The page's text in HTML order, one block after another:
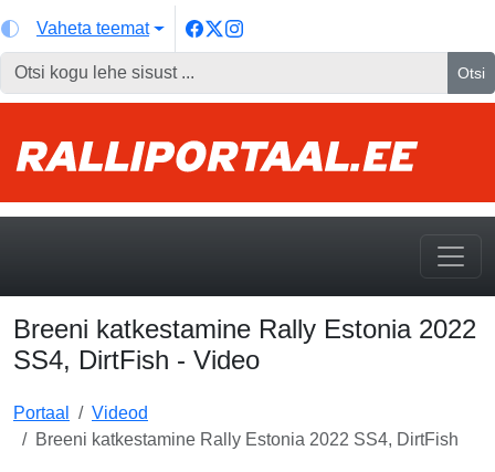
Vaheta teemat
Otsi
Breeni katkestamine Rally Estonia 2022
SS4, DirtFish - Video
Portaal
Videod
Breeni katkestamine Rally Estonia 2022 SS4, DirtFish